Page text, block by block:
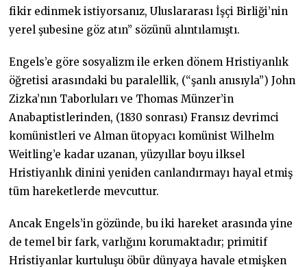
fikir edinmek istiyorsanız, Uluslararası İşçi Birliği’nin
yerel şubesine göz atın” sözünü alıntılamıştı.
Engels’e göre sosyalizm ile erken dönem Hristiyanlık
öğretisi arasındaki bu paralellik, (“şanlı anısıyla”) John
Zizka’nın Taborluları ve Thomas Münzer’in
Anabaptistlerinden, (1830 sonrası) Fransız devrimci
komünistleri ve Alman ütopyacı komünist Wilhelm
Weitling’e kadar uzanan, yüzyıllar boyu ilksel
Hristiyanlık dinini yeniden canlandırmayı hayal etmiş
tüm hareketlerde mevcuttur.
Ancak Engels’in gözünde, bu iki hareket arasında yine
de temel bir fark, varlığını korumaktadır; primitif
Hristiyanlar kurtuluşu öbür dünyaya havale etmişken